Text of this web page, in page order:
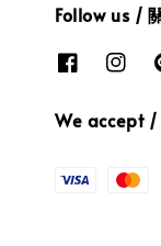
Follow us /
We accept /